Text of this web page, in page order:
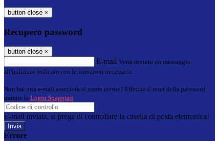
button close ×
Recupero password
button close ×
E-mail Verrà inviato un messaggio
all'indirizzo indicato con le istruzioni necessarie.
Non hai una e-mail associata al nome utente? Effettua il reset della password
tramite la Login Spaggiari
E-mail inviata, si prega di controllare la casella di posta elettronica!
Errore